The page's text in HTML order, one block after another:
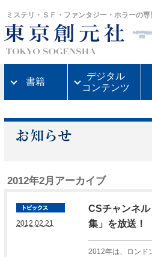
ミステリ・ＳＦ・ファンタジー・ホラーの専
書籍
デジタル
コンテンツ
2012年2月アーカイブ
2012.02.21
CSチャンネ
集」を放送！
2012年は、ロンド